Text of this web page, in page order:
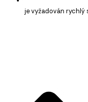
je vyžadován